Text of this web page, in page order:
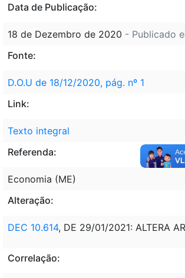
Data de Publicação:
18 de Dezembro de 2020 - Publicado
Fonte:
D.O.U de 18/12/2020, pág. nº 1
Link:
Texto integral
Referenda:
Economia (ME)
Alteração:
DEC 10.614, DE 29/01/2021: ALTERA
Correlação: